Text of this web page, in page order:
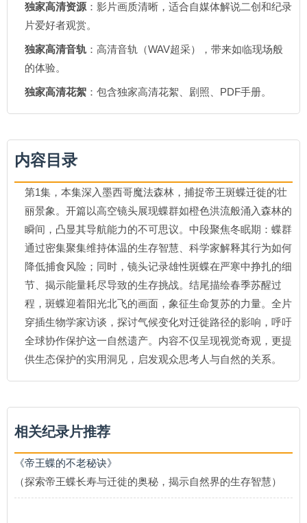
独家高清资源 ：影片画质清晰，适合自媒体解说二创和纪录
片爱好者观赏。
独家高清音轨 ：高清音轨（WAV超采），带来如临现场般
的体验。
独家高清花絮 ：包含独家高清花絮、剧照、PDF手册。
内容目录
第1集，本集深入墨西哥魔法森林，捕捉帝王斑蝶迁徙的壮
丽景象。开篇以高空镜头展现蝶群如橙色洪流般涌入森林的
瞬间，凸显其导航能力的不可思议。中段聚焦冬眠期：蝶群
通过密集聚集维持体温的生存智慧、科学家解释其行为如何
降低捕食风险；同时，镜头记录雄性斑蝶在严寒中挣扎的细
节、揭示能量耗尽导致的生存挑战。结尾描绘春季苏醒过
程，斑蝶迎着阳光北飞的画面，象征生命复苏的力量。全片
穿插生物学家访谈，探讨气候变化对迁徙路径的影响，呼吁
全球协作保护这一自然遗产。内容不仅呈现视觉奇观，更提
供生态保护的实用洞见，启发观众思考人与自然的关系。
相关纪录片推荐
《帝王蝶的不老秘诀》
（探索帝王蝶长寿与迁徙的奥秘，揭示自然界的生存智慧）